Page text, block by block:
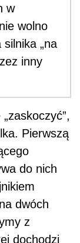
w
wolno
„na
inny
Pierwszą
do nich
dwóch
z
dochodzi